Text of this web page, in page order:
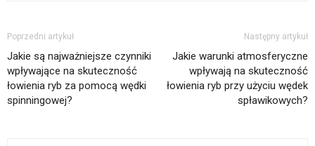
Poprzedni artykuł
Jakie są najważniejsze czynniki
wpływające na skuteczność
łowienia ryb za pomocą wędki
spinningowej?
Następny artykuł
Jakie warunki atmosferyczne
wpływają na skuteczność
łowienia ryb przy użyciu wędek
spławikowych?